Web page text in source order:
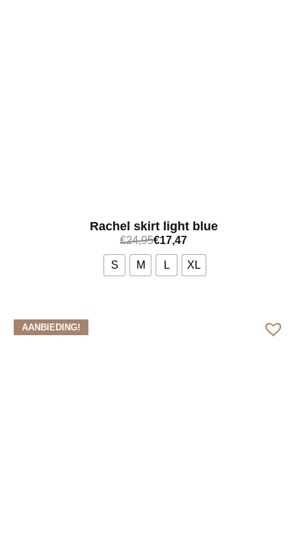
Rachel skirt light blue
€24,95€17,47
S M L XL
AANBIEDING!